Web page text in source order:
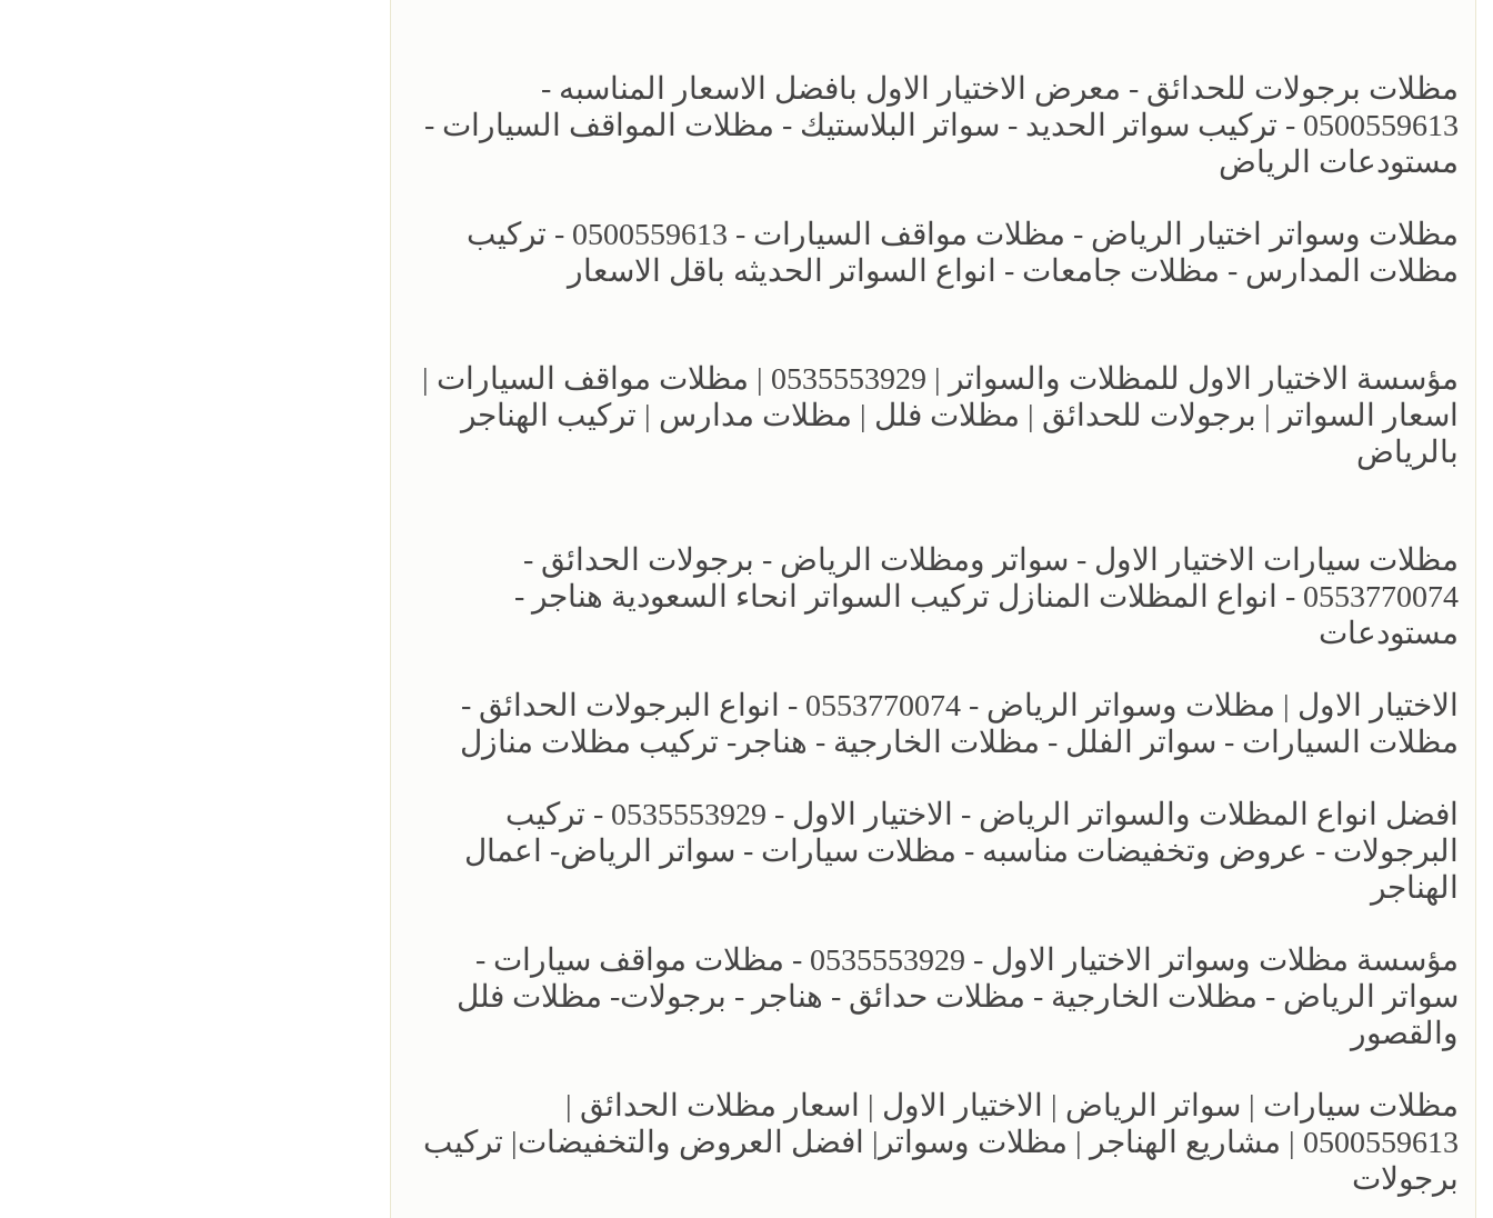
مظلات برجولات للحدائق - معرض الاختيار الاول بافضل الاسعار المناسبه -
0500559613 - تركيب سواتر الحديد - سواتر البلاستيك - مظلات المواقف السيارات -
مستودعات الرياض
مظلات وسواتر اختيار الرياض - مظلات مواقف السيارات - 0500559613 - تركيب
مظلات المدارس - مظلات جامعات - انواع السواتر الحديثه باقل الاسعار
مؤسسة الاختيار الاول للمظلات والسواتر | 0535553929 | مظلات مواقف السيارات |
اسعار السواتر | برجولات للحدائق | مظلات فلل | مظلات مدارس | تركيب الهناجر
بالرياض
مظلات سيارات الاختيار الاول - سواتر ومظلات الرياض - برجولات الحدائق -
0553770074 - انواع المظلات المنازل تركيب السواتر انحاء السعودية هناجر -
مستودعات
الاختيار الاول | مظلات وسواتر الرياض - 0553770074 - انواع البرجولات الحدائق -
مظلات السيارات - سواتر الفلل - مظلات الخارجية - هناجر- تركيب مظلات منازل
افضل انواع المظلات والسواتر الرياض - الاختيار الاول - 0535553929 - تركيب
البرجولات - عروض وتخفيضات مناسبه - مظلات سيارات - سواتر الرياض- اعمال
الهناجر
مؤسسة مظلات وسواتر الاختيار الاول - 0535553929 - مظلات مواقف سيارات -
سواتر الرياض - مظلات الخارجية - مظلات حدائق - هناجر - برجولات- مظلات فلل
والقصور
مظلات سيارات | سواتر الرياض | الاختيار الاول | اسعار مظلات الحدائق |
0500559613 | مشاريع الهناجر | مظلات وسواتر| افضل العروض والتخفيضات| تركيب
برجولات